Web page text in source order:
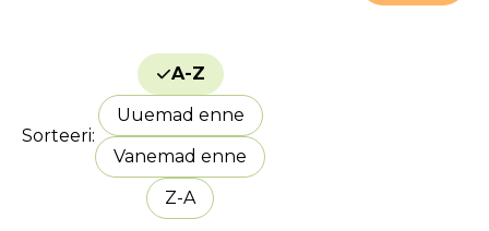
Sorteeri
Uuemad enne
Vanemad enne
A-Z
Z-A